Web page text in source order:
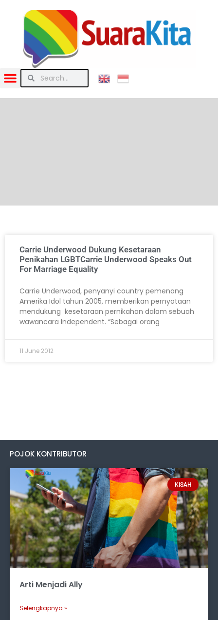
Carrie Underwood Dukung Kesetaraan
Penikahan LGBTCarrie Underwood Speaks Out
For Marriage Equality
Carrie Underwood, penyanyi country pemenang
Amerika Idol tahun 2005, memberikan pernyataan
mendukung kesetaraan pernikahan dalam sebuah
wawancara Independent. “Sebagai orang
11 June 2012
POJOK KONTRIBUTOR
KISAH
Arti Menjadi Ally
Selengkapnya »